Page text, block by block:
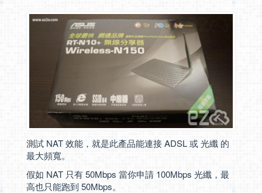
測試 NAT 效能，就是此產品能連接 ADSL 或 光纖 的
最大頻寬。
假如 NAT 只有 50Mbps 當你申請 100Mbps 光纖，最
高也只能跑到 50Mbps。